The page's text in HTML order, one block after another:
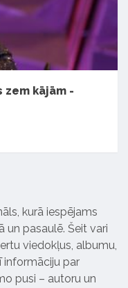
zem kājām -
kurā iespējams
un pasaulē. Šeit vari
viedokļus, albumu,
informāciju par
pusi – autoru un